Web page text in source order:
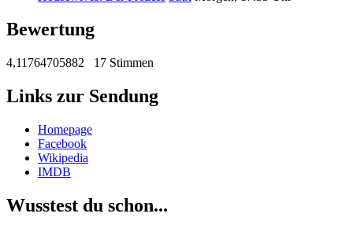
Bewertung
4,11764705882 17 Stimmen
Links zur Sendung
Homepage
Facebook
Wikipedia
IMDB
Wusstest du schon...